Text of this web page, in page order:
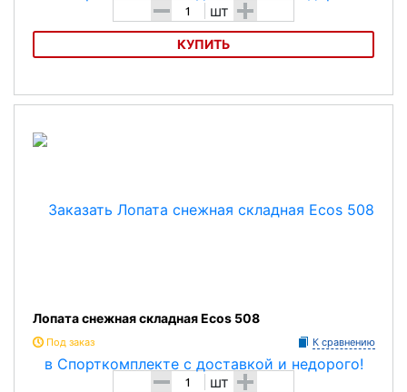
- шт +
КУПИТЬ
Лопата снежная складная Ecos 505
Лопата снежная складная Ecos 508
Под заказ К сравнению
- шт +